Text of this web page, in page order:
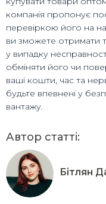
компанія пропонує
перевіркою його на
ви зможете отримати
у випадку
обміняти його чи
ваші кошти, час та
будьте впевнені у
вантажу.
Автор статті:
Бітлян